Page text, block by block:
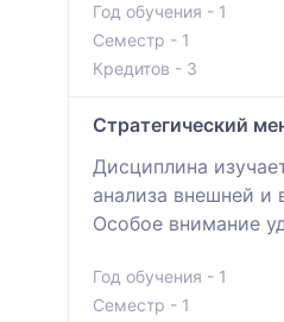
Год обучения - 1
Семестр - 1
Кредитов - 3
Стратегический
Дисциплина
анализа внешней и
Особое внимание
Год обучения - 1
Семестр - 1